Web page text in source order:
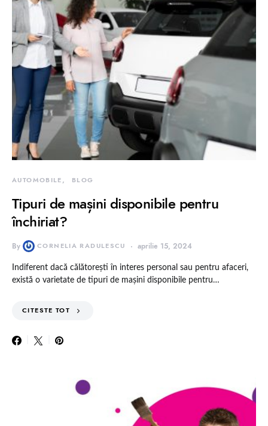
AUTOMOBILE BLOG
Tipuri de mașini disponibile pentru
închiriat?
By CORNELIA RADULESCU aprilie 15, 2024
Indiferent dacă călătorești în interes personal sau pentru afaceri,
există o varietate de tipuri de mașini disponibile pentru…
CITESTE TOT